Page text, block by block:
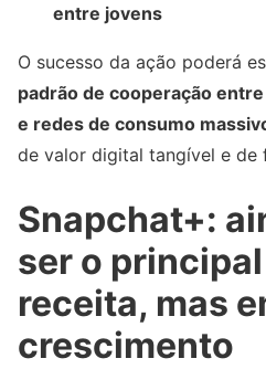
entre jovens
O sucesso da ação poderá
padrão de cooperação
e redes de consumo
de valor digital tangível e de
Snapchat+:
ser o
receita, mas
crescimento